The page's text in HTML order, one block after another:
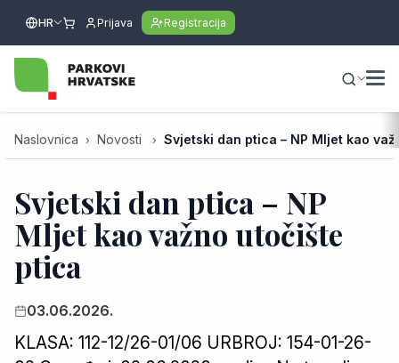
HR Prijava Registracija
Naslovnica Novosti Svjetski dan ptica – NP Mljet kao
Svjetski dan ptica – NP
Mljet kao važno utočište
ptica
03.06.2026.
KLASA: 112-12/26-01/06 URBROJ: 154-01-26-